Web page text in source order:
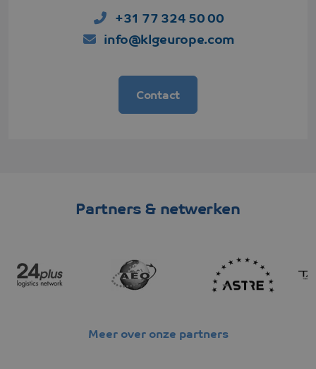
+31 77 324 50 00
info@klgeurope.com
Contact
Partners & netwerken
Meer over onze partners